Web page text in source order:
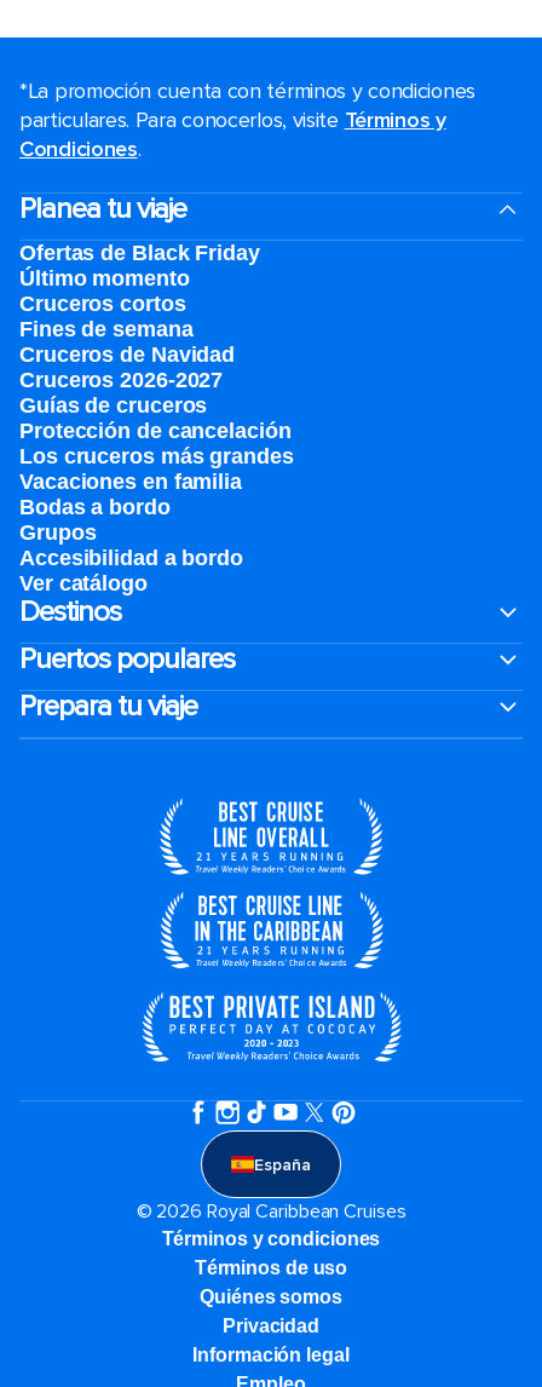
*La promoción cuenta con términos y condiciones
particulares. Para conocerlos, visite Términos y
Condiciones.
Planea tu viaje
Ofertas de Black Friday
Último momento
Cruceros cortos
Fines de semana
Cruceros de Navidad
Cruceros 2026-2027
Guías de cruceros
Protección de cancelación
Los cruceros más grandes
Vacaciones en familia
Bodas a bordo
Grupos
Accesibilidad a bordo
Ver catálogo
Destinos
Puertos populares
Prepara tu viaje
España
© 2026 Royal Caribbean Cruises
Términos y condiciones
Términos de uso
Quiénes somos
Privacidad
Información legal